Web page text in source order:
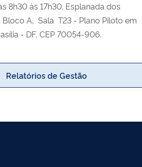
8h30 às 17h30. Esplanada dos
Bloco A, Sala T23 - Plano Piloto em
- DF, CEP 70054-906.
Relatórios de Gestão